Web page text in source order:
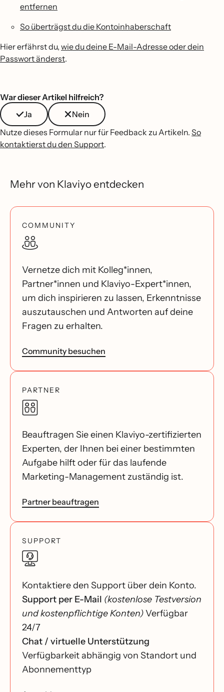
entfernen
So überträgst du die Kontoinhaberschaft
Hier erfährst du, wie du deine E-Mail-Adresse oder dein
Passwort änderst.
War dieser Artikel hilfreich?
Ja
Nein
Nutze dieses Formular nur für Feedback zu Artikeln. So
kontaktierst du den Support.
Mehr von Klaviyo entdecken
COMMUNITY
Vernetze dich mit Kolleg*innen,
Partner*innen und Klaviyo-Expert*innen,
um dich inspirieren zu lassen, Erkenntnisse
auszutauschen und Antworten auf deine
Fragen zu erhalten.
Community besuchen
PARTNER
Beauftragen Sie einen Klaviyo-zertifizierten
Experten, der Ihnen bei einer bestimmten
Aufgabe hilft oder für das laufende
Marketing-Management zuständig ist.
Partner beauftragen
SUPPORT
Kontaktiere den Support über dein Konto.
Support per E-Mail (kostenlose Testversion
und kostenpflichtige Konten)Verfügbar
24/7
Chat / virtuelle Unterstützung
Verfügbarkeit abhängig von Standort und
Abonnementtyp